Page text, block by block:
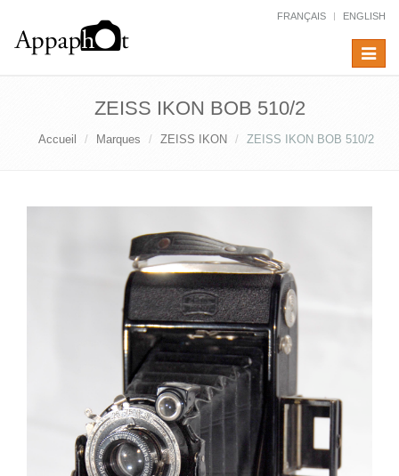
FRANÇAIS ENGLISH
Toggle
ZEISS IKON BOB 510/2
Accueil Marques ZEISS IKON ZEISS IKON BOB 510/2